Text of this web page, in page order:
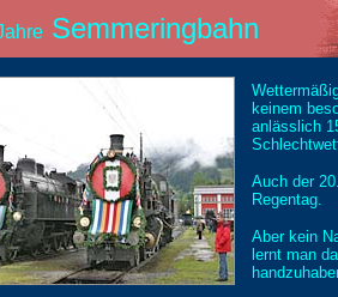
Semmeringbahn
keinem
anlässlich
Auch der
Regentag.
Aber kein
lernt man